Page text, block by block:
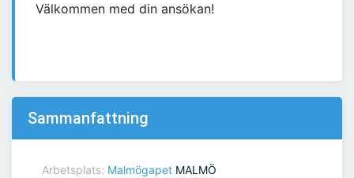
Välkommen med din ansökan!
Sammanfattning
Arbetsplats: Malmögapet MALMÖ